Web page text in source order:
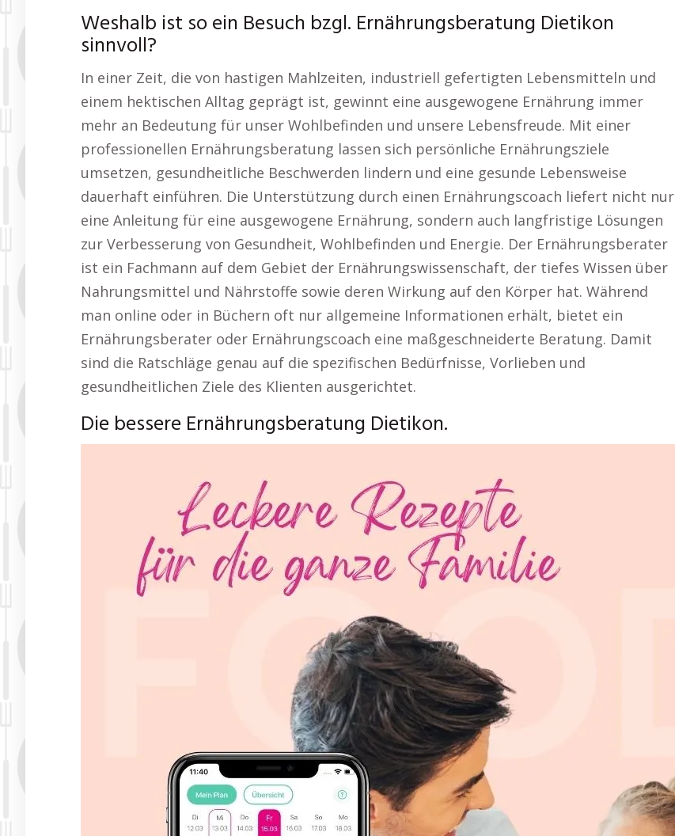
Weshalb ist so ein Besuch bzgl. Ernährungsberatung Dietikon
sinnvoll?
In einer Zeit, die von hastigen Mahlzeiten, industriell gefertigten Lebensmitteln und
einem hektischen Alltag geprägt ist, gewinnt eine ausgewogene Ernährung immer
mehr an Bedeutung für unser Wohlbefinden und unsere Lebensfreude. Mit einer
professionellen Ernährungsberatung lassen sich persönliche Ernährungsziele
umsetzen, gesundheitliche Beschwerden lindern und eine gesunde Lebensweise
dauerhaft einführen. Die Unterstützung durch einen Ernährungscoach liefert nicht nur
eine Anleitung für eine ausgewogene Ernährung, sondern auch langfristige Lösungen
zur Verbesserung von Gesundheit, Wohlbefinden und Energie. Der Ernährungsberater
ist ein Fachmann auf dem Gebiet der Ernährungswissenschaft, der tiefes Wissen über
Nahrungsmittel und Nährstoffe sowie deren Wirkung auf den Körper hat. Während
man online oder in Büchern oft nur allgemeine Informationen erhält, bietet ein
Ernährungsberater oder Ernährungscoach eine maßgeschneiderte Beratung. Damit
sind die Ratschläge genau auf die spezifischen Bedürfnisse, Vorlieben und
gesundheitlichen Ziele des Klienten ausgerichtet.
Die bessere Ernährungsberatung Dietikon.